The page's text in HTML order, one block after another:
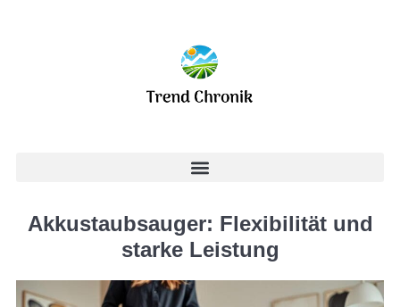
Akkustaubsauger: Flexibilität und
starke Leistung